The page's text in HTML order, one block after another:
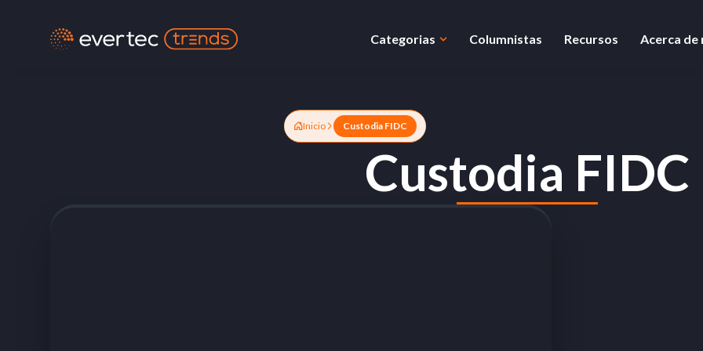
Categorias Columnistas Recursos Acerca
Inicio Custodia FIDC
Custodia FIDC